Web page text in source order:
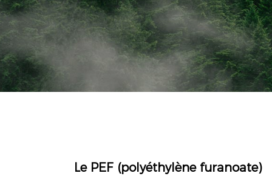
Le PEF (polyéthylène furanoate)